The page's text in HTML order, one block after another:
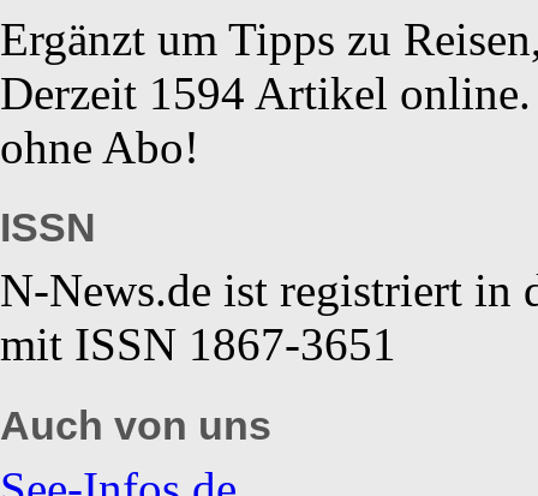
Ergänzt um Tipps zu
Derzeit 1594 Artikel
ohne Abo!
ISSN
N-News.de ist registriert in
mit ISSN 1867-3651
Auch von uns